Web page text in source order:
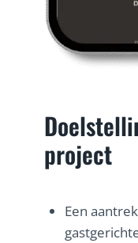
project
Een